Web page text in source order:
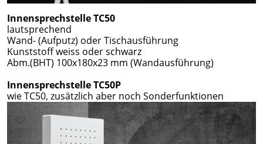
Innensprechstelle TC50
lautsprechend
Wand- (Aufputz) oder Tischausführung
Kunststoff weiss oder schwarz
Abm.(BHT) 100x180x23 mm (Wandausführung)
Innensprechstelle TC50P
wie TC50, zusätzlich aber noch Sonderfunktionen